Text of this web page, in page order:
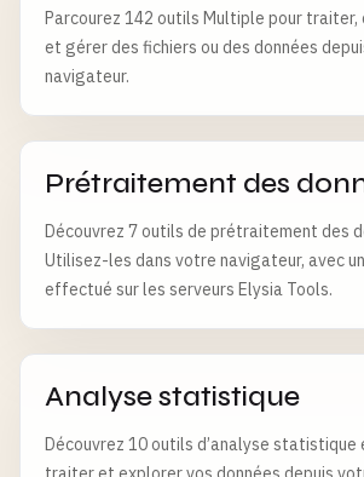
Parcourez 142 outils Multiple pour traiter,
et gérer des fichiers ou des données
navigateur.
Prétraitement des
Découvrez 7 outils de prétraitement des
Utilisez-les dans votre navigateur, avec
effectué sur les serveurs Elysia Tools.
Analyse statistique
Découvrez 10 outils d’analyse statistique